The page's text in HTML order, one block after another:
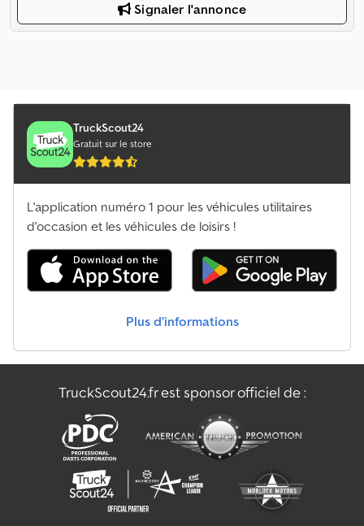
Signaler l'annonce
TruckScout24
Gratuit sur le store
L'application numéro 1 pour les véhicules utilitaires
d'occasion et les véhicules de loisirs !
Plus d’informations
TruckScout24.fr est sponsor officiel de :